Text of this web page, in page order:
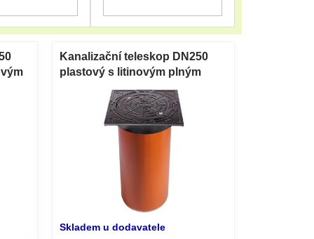
Kanalizační teleskop DN250
plastový s litinovým plným
poklopem A15 500 mm
Skladem u dodavatele